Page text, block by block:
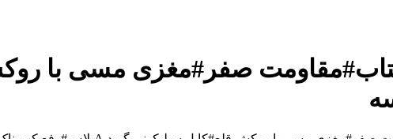
صفر#مغزی مسی با